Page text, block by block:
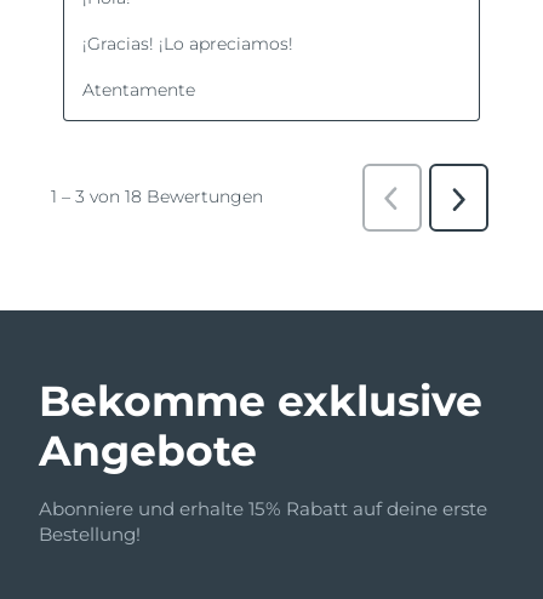
Bekomme exklusive
Angebote
Abonniere und erhalte 15% Rabatt auf deine erste
Bestellung!